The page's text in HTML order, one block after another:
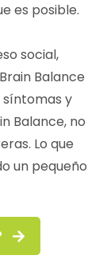
es posible.
social,
Balance
y
Balance, no
Lo que
un pequeño